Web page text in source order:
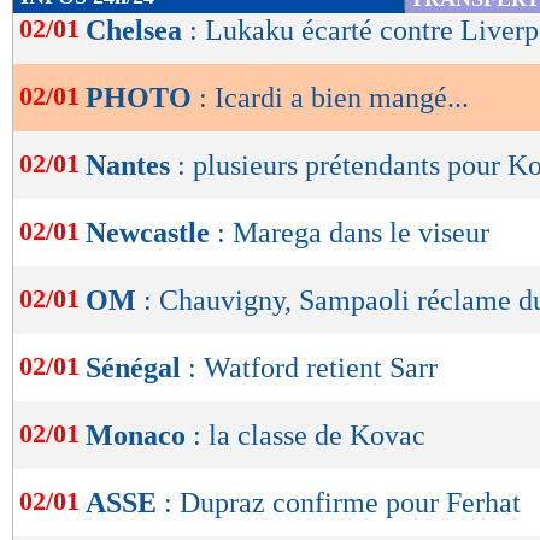
de
OK
02/01 Chelsea : Lukaku écarté contre
02/01 PHOTO : Icardi a bien mangé...
02/01 Nantes : plusieurs prétendants pour
02/01 Newcastle : Marega dans le viseur
02/01 OM : Chauvigny, Sampaoli réclame
02/01 Sénégal : Watford retient Sarr
02/01 Monaco : la classe de Kovac
02/01 ASSE : Dupraz confirme pour Ferhat